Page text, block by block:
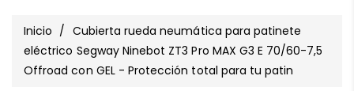
Inicio / Cubierta rueda neumática para patinete
eléctrico Segway Ninebot ZT3 Pro MAX G3 E 70/60-7,5
Offroad con GEL - Protección total para tu patin